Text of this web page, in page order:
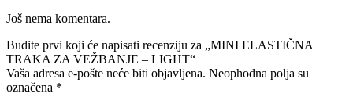
Još nema komentara.
Budite prvi koji će napisati recenziju za „MINI ELASTIČNA
TRAKA ZA VEŽBANJE – LIGHT“
Vaša adresa e-pošte neće biti objavljena. Neophodna polja su
označena *